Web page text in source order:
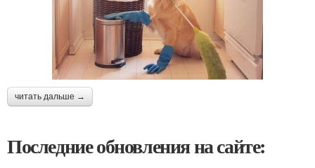
читать дальше →
Последние обновления на сайте: